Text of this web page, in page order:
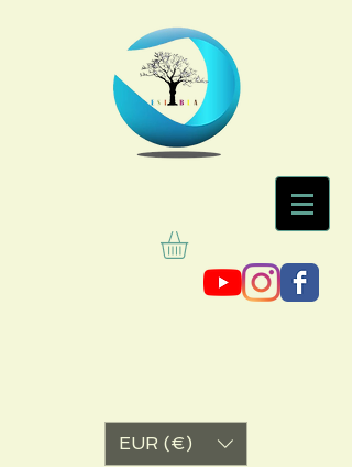
EUR (€)